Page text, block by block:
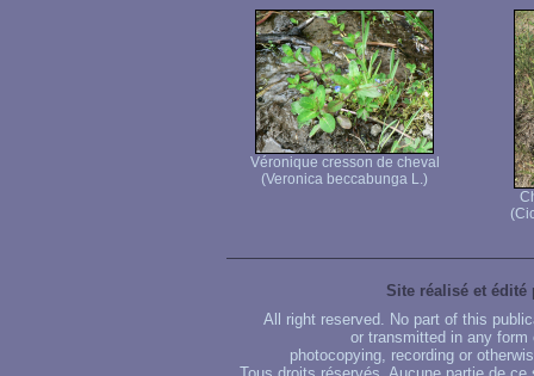
Véronique cresson de cheval
(Veronica beccabunga L.)
Site réalisé et édité
All right reserved. No part of this
or transmitted in any
photocopying, recording or